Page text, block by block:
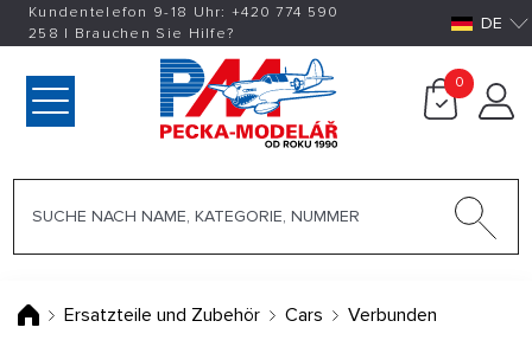
Kundentelefon 9-18 Uhr: +420774 590
258 | Brauchen Sie Hilfe? DE
0
Ersatzteile und Zubehör Cars Verbunden